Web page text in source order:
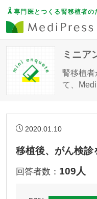
専門医とつくる腎移植者の
ミニア
腎移植者
て、
2020.01.10
移植後、がん検診
回答者数： 109人